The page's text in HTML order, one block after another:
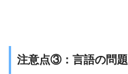
注意点③：言語の問題